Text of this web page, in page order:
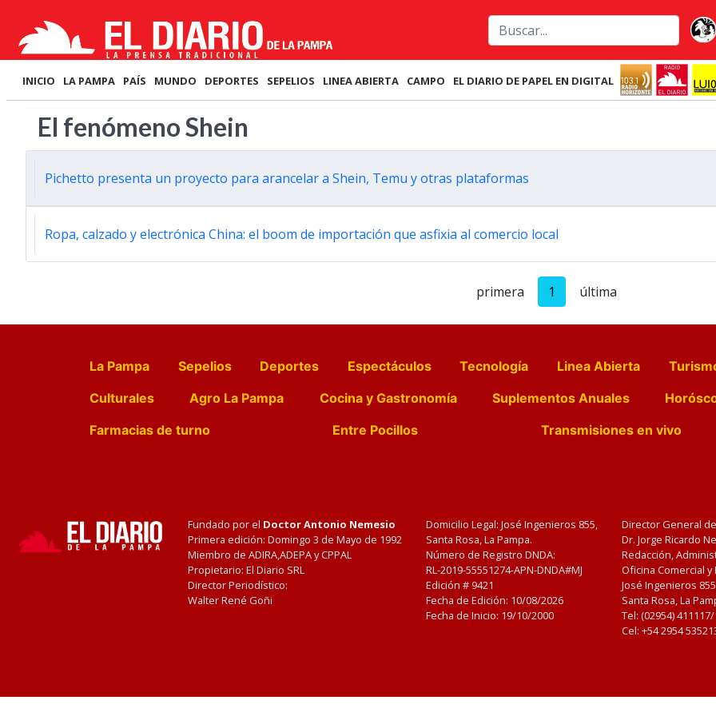
INICIO LA PAMPA PAÍS MUNDO DEPORTES SEPELIOS LINEA ABIERTA CAMPO EL DIARIO DE PAPEL EN DIGITAL
El fenómeno Shein
Pichetto presenta un proyecto para arancelar a Shein, Temu y otras plataformas
Ropa, calzado y electrónica China: el boom de importación que asfixia al comercio local
primera 1 última
La Pampa Sepelios Deportes Espectáculos Tecnología Linea Abierta
Culturales
Agro La Pampa Cocina y Gastronomía Suplementos Anuales
Farmacias de turno
Entre Pocillos Transmisiones en vivo
Fundado por el Doctor Antonio Nemesio
Primera edición: Domingo 3 de Mayo de 1992
Miembro de ADIRA,ADEPA y CPPAL
Propietario: El Diario SRL
Director Periodístico:
Walter René Goñi
Domicilio Legal: José Ingenieros 855,
Santa Rosa, La Pampa.
Número de Registro DNDA:
RL-2019-55551274-APN-DNDA#MJ
Edición # 9421
Fecha de Edición: 10/08/2026
Fecha de Inicio: 19/10/2000
Director General
Dr. Jorge Ricardo
Redacción,
Oficina Comercial
José Ingenieros
Santa Rosa, La
Tel: (02954)
Cel: +54 2954